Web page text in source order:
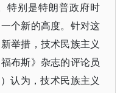
特别是特朗普政府时
个新的高度。针对这
举措，技术民族主义
布斯》杂志的评论员
认为，技术民族主义